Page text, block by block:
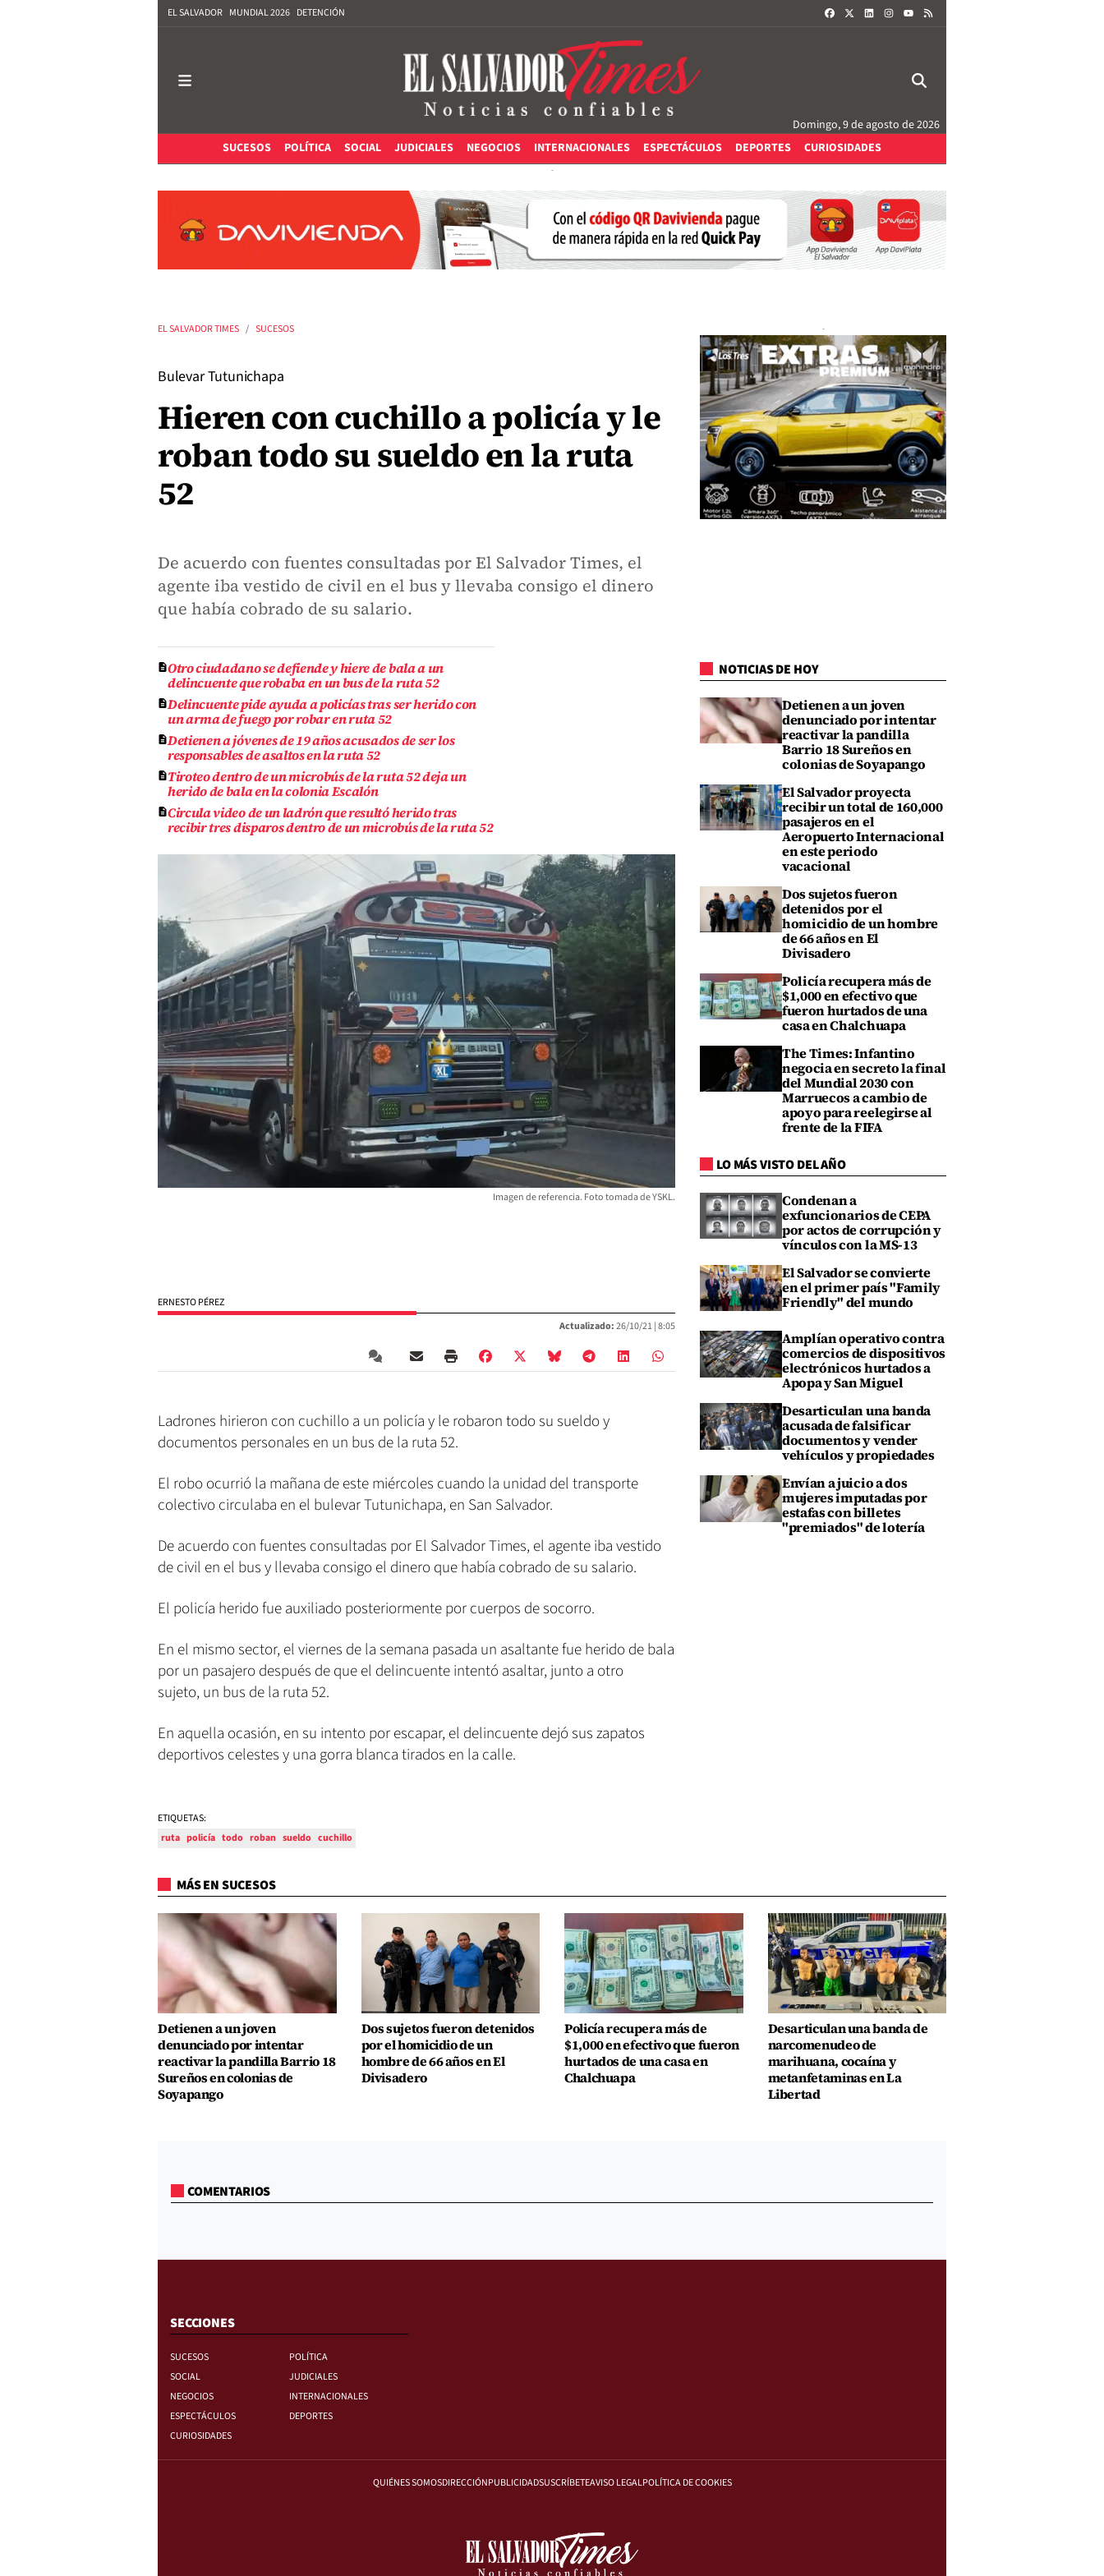
EL SALVADOR MUNDIAL 2026 DETENCIÓN FACEBOOKLINKEDININSTAGRAM
Domingo, 9 de agosto de 2026
SUCESOS
POLÍTICA SOCIAL JUDICIALES NEGOCIOS INTERNACIONALES ESPECTÁCULOS DEPORTES CURIOSIDADES
EL SALVADOR TIMES SUCESOS
Bulevar Tutunichapa
Hieren con cuchillo a policía y le
roban todo su sueldo en la ruta
52
De acuerdo con fuentes consultadas por El Salvador Times, el
agente iba vestido de civil en el bus y llevaba consigo el dinero
que había cobrado de su salario.
Otro ciudadano se defiende y hiere de bala a un
delincuente que robaba en un bus de la ruta 52
Delincuente pide ayuda a policías tras ser herido con
un arma de fuego por robar en ruta 52
Detienen a jóvenes de 19 años acusados de ser los
responsables de asaltos en la ruta 52
Tiroteo dentro de un microbús de la ruta 52 deja un
herido de bala en la colonia Escalón
Circula video de un ladrón que resultó herido tras
recibir tres disparos dentro de un microbús de la ruta 52
Imagen de referencia. Foto tomada de YSKL.
ERNESTO PÉREZ
Actualizado:26/10/21 |8:05
Ladrones hirieron con cuchillo a un policía y le robaron todo su sueldo y
documentos personales en un bus de la ruta 52.
El robo ocurrió la mañana de este miércoles cuando la unidad del transporte
colectivo circulaba en el bulevar Tutunichapa, en San Salvador.
De acuerdo con fuentes consultadas por El Salvador Times, el agente iba vestido
de civil en el bus y llevaba consigo el dinero que había cobrado de su salario.
El policía herido fue auxiliado posteriormente por cuerpos de socorro.
En el mismo sector, el viernes de la semana pasada un asaltante fue herido de bala
por un pasajero después de que el delincuente intentó asaltar, junto a otro
sujeto, un bus de la ruta 52.
En aquella ocasión, en su intento por escapar, el delincuente dejó sus zapatos
deportivos celestes y una gorra blanca tirados en la calle.
ETIQUETAS:
ruta policía todo roban sueldo cuchillo
NOTICIAS DE HOY
Detienen a un joven
denunciado por intentar
reactivar la pandilla
Barrio 18 Sureños en
colonias de Soyapango
El Salvador proyecta
recibir un total de 160,000
pasajeros en el
Aeropuerto Internacional
en este periodo
vacacional
Dos sujetos fueron
detenidos por el
homicidio de un hombre
de 66 años en El
Divisadero
Policía recupera más de
$1,000 en efectivo que
fueron hurtados de una
casa en Chalchuapa
The Times: Infantino
negocia en secreto la final
del Mundial 2030 con
Marruecos a cambio de
apoyo para reelegirse al
frente de la FIFA
LO MÁS VISTO DEL AÑO
Condenan a
exfuncionarios de CEPA
por actos de corrupción y
vínculos con la MS-13
El Salvador se convierte
en el primer país "Family
Friendly" del mundo
Amplían operativo contra
comercios de dispositivos
electrónicos hurtados a
Apopa y San Miguel
Desarticulan una banda
acusada de falsificar
documentos y vender
vehículos y propiedades
Envían a juicio a dos
mujeres imputadas por
estafas con billetes
"premiados" de lotería
MÁS EN SUCESOS
Detienen a un joven
denunciado por intentar
reactivar la pandilla Barrio 18
Sureños en colonias de
Soyapango
Dos sujetos fueron detenidos
por el homicidio de un
hombre de 66 años en El
Divisadero
Policía recupera más de
$1,000 en efectivo que fueron
hurtados de una casa en
Chalchuapa
Desarticulan una banda de
narcomenudeo de
marihuana, cocaína y
metanfetaminas en La
Libertad
COMENTARIOS
SECCIONES
SUCESOS
POLÍTICA
SOCIAL
JUDICIALES
NEGOCIOS
INTERNACIONALES
ESPECTÁCULOS
DEPORTES
CURIOSIDADES
QUIÉNES SOMOSDIRECCIÓNPUBLICIDADSUSCRÍBETEAVISO LEGALPOLÍTICA DE COOKIES